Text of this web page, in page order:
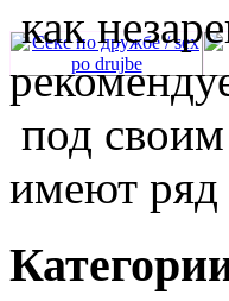
как
под
имеют